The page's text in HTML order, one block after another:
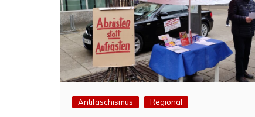
Antifaschismus Regional